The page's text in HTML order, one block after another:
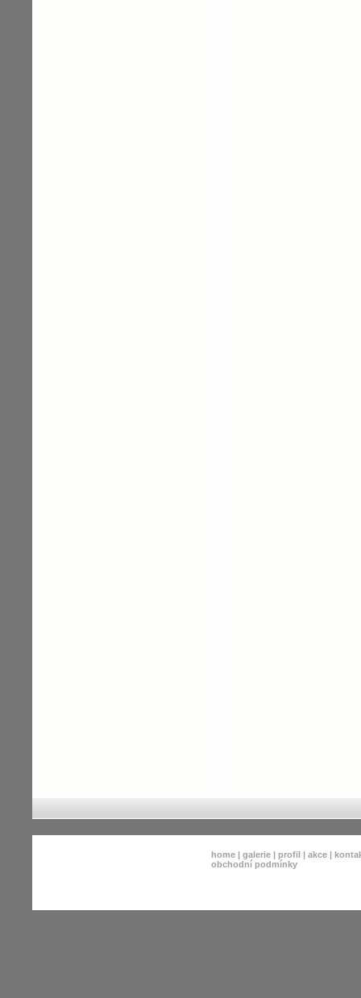
home galerie profil akce
obchodní podmínky